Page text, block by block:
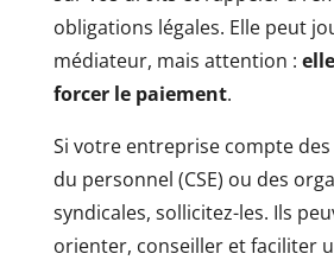
obligations légales. Elle peut
médiateur, mais attention :
forcer le paiement.
Si votre entreprise compte
du personnel (CSE) ou des
syndicales, sollicitez-les. Ils
orienter, conseiller et faciliter